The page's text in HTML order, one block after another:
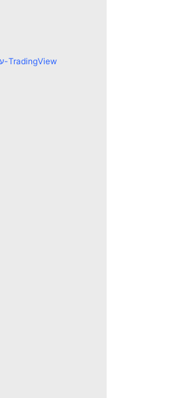
עקוב אחר כל השווקים ב-TradingView